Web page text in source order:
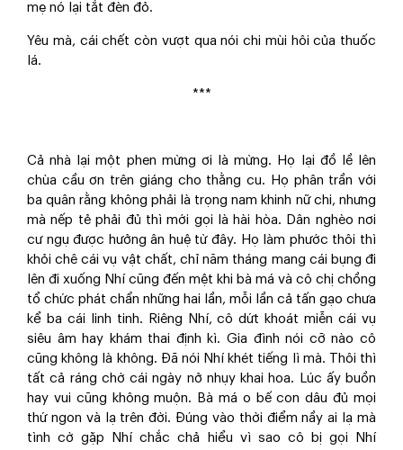
mẹ nó lại tắt đèn đỏ.
Yêu mà, cái chết còn vượt qua nói chi mùi hôi của thuốc
lá.
***
Cả nhà lại một phen mừng ơi là mừng. Họ lại đồ lề lên
chùa cầu ơn trên giáng cho thằng cu. Họ phân trần với
ba quân rằng không phải là trọng nam khinh nữ chi, nhưng
mà nếp tẻ phải đủ thì mới gọi là hài hòa. Dân nghèo nơi
cư ngụ được hưởng ân huệ từ đây. Họ làm phước thôi thì
khỏi chê cái vụ vật chất, chỉ năm tháng mang cái bụng đi
lên đi xuống Nhí cũng đến mệt khi bà má và cô chị chồng
tổ chức phát chẩn những hai lần, mỗi lần cả tấn gạo chưa
kể ba cái linh tinh. Riêng Nhí, cô dứt khoát miễn cái vụ
siêu âm hay khám thai định kì. Gia đình nói cỡ nào cô
cũng không là không. Đã nói Nhí khét tiếng lì mà. Thôi thì
tất cả ráng chờ cái ngày nở nhụy khai hoa. Lúc ấy buồn
hay vui cũng không muộn. Bà má o bế con dâu đủ mọi
thứ ngon và lạ trên đời. Đúng vào thời điểm nầy ai lạ mà
tình cờ gặp Nhí chắc chả hiểu vì sao cô bị gọi Nhí